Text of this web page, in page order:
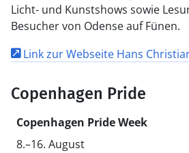
Licht- und Kunstshows sowie
Besucher von Odense auf Fünen.
Link zur Webseite Hans
Copenhagen Pride
Copenhagen Pride Week
8.–16. August